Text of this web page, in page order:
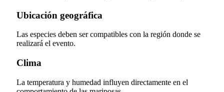
Ubicación geográfica
Las especies deben ser compatibles con la región donde se
realizará el evento.
Clima
La temperatura y humedad influyen directamente en el